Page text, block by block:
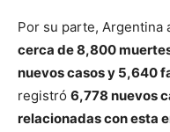
Por su parte, Argentina
cerca de 8,800
nuevos casos y 5,640
registró 6,778 nuevos
relacionadas con esta